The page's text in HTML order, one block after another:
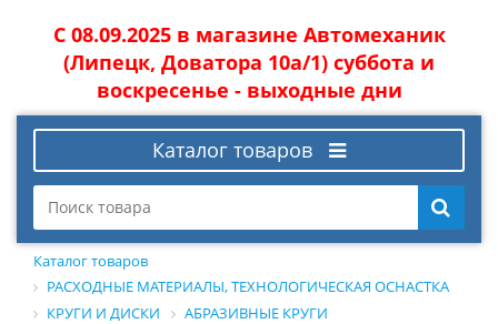
С 08.09.2025 в магазине Автомеханик
(Липецк, Доватора 10а/1) суббота и
воскресенье - выходные дни
Каталог товаров
Каталог товаров
РАСХОДНЫЕ МАТЕРИАЛЫ, ТЕХНОЛОГИЧЕСКАЯ ОСНАСТКА
КРУГИ И ДИСКИ
АБРАЗИВНЫЕ КРУГИ